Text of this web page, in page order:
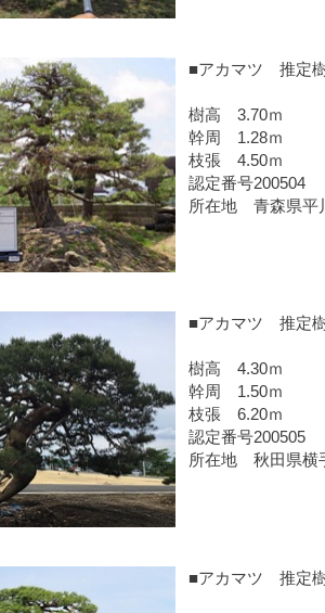
■アカマツ 推定
樹高 3.70ｍ
幹周 1.28ｍ
枝張 4.50ｍ
認定番号200504
所在地 青森県平
■アカマツ 推定
樹高 4.30ｍ
幹周 1.50ｍ
枝張 6.20ｍ
認定番号200505
所在地 秋田県横
■アカマツ 推定